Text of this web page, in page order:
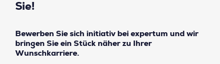
Sie!
Bewerben Sie sich initiativ bei expertum und wir
bringen Sie ein Stück näher zu Ihrer
Wunschkarriere.